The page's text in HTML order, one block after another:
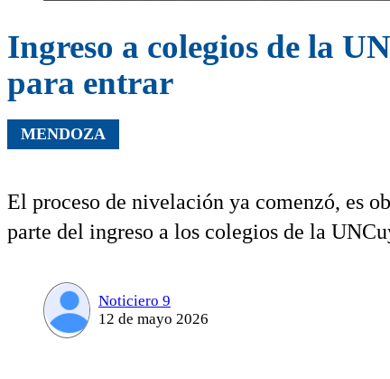
Ingreso a colegios de la
para entrar
MENDOZA
El proceso de nivelación ya comenzó, es
parte del ingreso a los colegios de la
Noticiero 9
12 de mayo 2026